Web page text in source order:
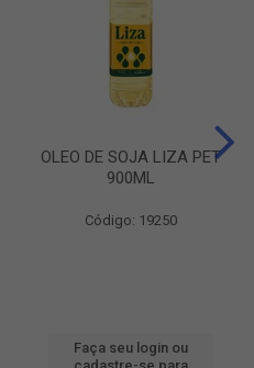
OLEO DE SOJA LIZA PET
900ML
Código: 19250
Faça seu login ou